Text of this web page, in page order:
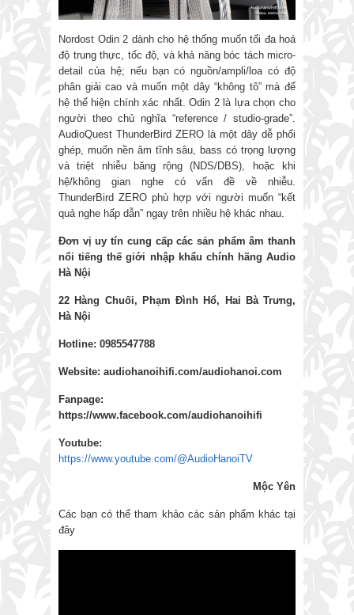
Nordost Odin 2 dành cho hệ thống muốn tối đa hoá
độ trung thực, tốc độ, và khả năng bóc tách micro-
detail của hệ; nếu bạn có nguồn/ampli/loa có độ
phân giải cao và muốn một dây “không tô” mà để
hệ thể hiện chính xác nhất. Odin 2 là lựa chọn cho
người theo chủ nghĩa “reference / studio-grade”.
AudioQuest ThunderBird ZERO là một dây dễ phối
ghép, muốn nền âm tĩnh sâu, bass có trọng lượng
và triệt nhiễu băng rộng (NDS/DBS), hoặc khi
hệ/không gian nghe có vấn đề về nhiễu.
ThunderBird ZERO phù hợp với người muốn “kết
quả nghe hấp dẫn” ngay trên nhiều hệ khác nhau.
Đơn vị uy tín cung cấp các sản phẩm âm thanh
nổi tiếng thế giới nhập khẩu chính hãng Audio
Hà Nội
22 Hàng Chuối, Phạm Đình Hổ, Hai Bà Trưng,
Hà Nội
Hotline: 0985547788
Website: audiohanoihifi.com/audiohanoi.com
Fanpage:
https://www.facebook.com/audiohanoihifi
Youtu be:
https://www.youtube.com/@AudioHanoiTV
Mộc Yên
Các bạn có thể tham khảo các sản phẩm khác tại
đây